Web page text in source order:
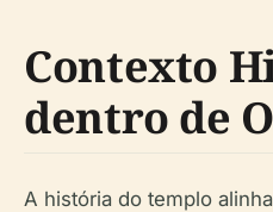
Contexto
dentro de
A história do templo